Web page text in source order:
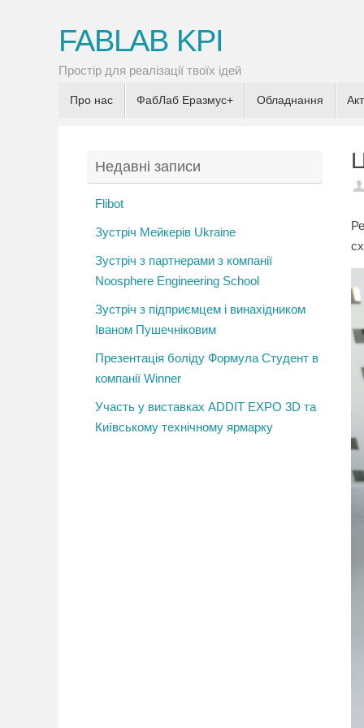
FABLAB KPI
Простір для реалізації твоїх ідей
Про нас ФабЛаб Еразмус+ Обладнання
Недавні записи
Flibot
Зустріч Мейкерів Ukraine
Зустріч з партнерами з компанії
Noosphere Engineering School
Зустріч з підприємцем і винахідником
Іваном Пушечніковим
Презентація боліду Формула Студент в
компанії Winner
Участь у виставках ADDIT EXPO 3D та
Київському технічному ярмарку